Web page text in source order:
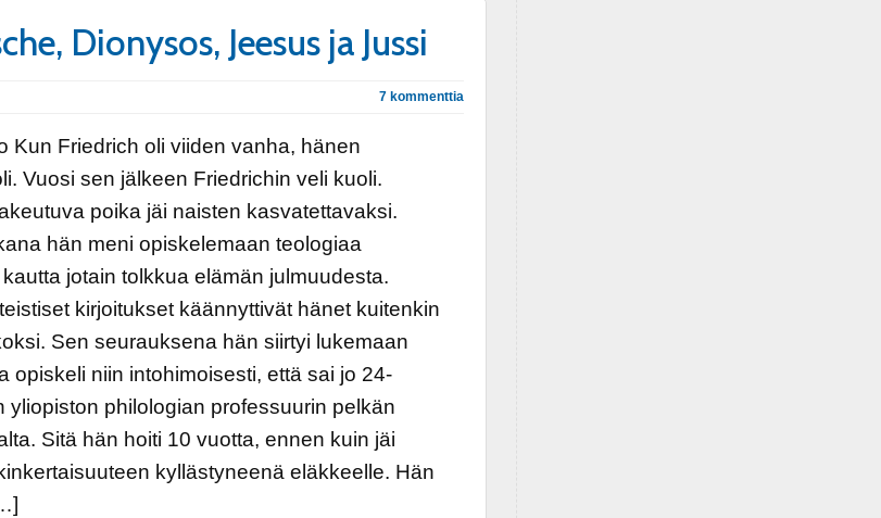
Dionysos, Jeesus ja Jussi
7 kommenttia
Friedrich oli viiden vanha, hänen
Vuosi sen jälkeen Friedrichin veli kuoli.
poika jäi naisten kasvatettavaksi.
hän meni opiskelemaan teologiaa
jotain tolkkua elämän julmuudesta.
kirjoitukset käännyttivät hänet kuitenkin
Sen seurauksena hän siirtyi lukemaan
opiskeli niin intohimoisesti, että sai jo 24-
yliopiston philologian professuurin pelkän
Sitä hän hoiti 10 vuotta, ennen kuin jäi
kyllästyneenä eläkkeelle. Hän